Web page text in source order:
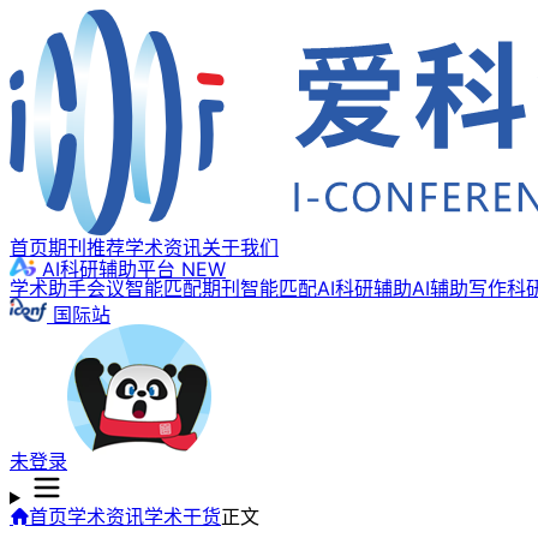
首页期刊推荐学术资讯关于我们
AI科研辅助平台 NEW
学术助手会议智能匹配期刊智能匹配AI科研辅助AI辅助写作科
国际站
未登录
首页学术资讯学术干货正文